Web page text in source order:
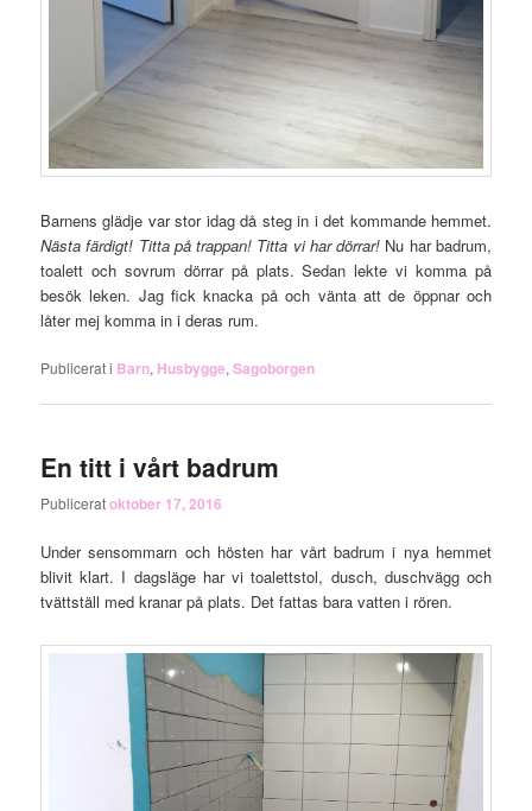
Barnens glädje var stor idag då steg in i det kommande hemmet.
Nästa färdigt! Titta på trappan! Titta vi har dörrar! Nu har badrum,
toalett och sovrum dörrar på plats. Sedan lekte vi komma på
besök leken. Jag fick knacka på och vänta att de öppnar och
låter mej komma in i deras rum.
Publicerat i Barn, Husbygge,Sagoborgen
En titt i vårt badrum
Publiceratoktober 17, 2016
Under sensommarn och hösten har vårt badrum i nya hemmet
blivit klart. I dagsläge har vi toalettstol, dusch, duschvägg och
tvättställ med kranar på plats. Det fattas bara vatten i rören.